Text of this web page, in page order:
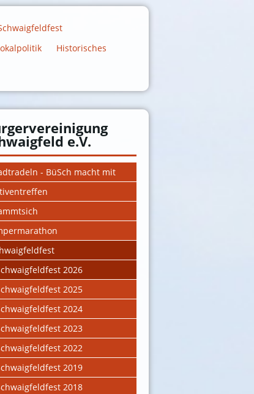
Historisches
e.V.
- BüSch macht mit
2026
2025
2024
2023
2022
2019
2018